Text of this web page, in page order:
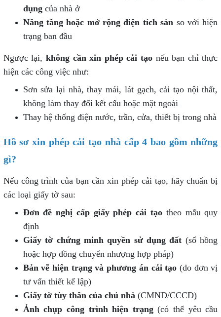
dụngcủa nhà ở
Nâng tầng hoặc mở rộng diện tích sàn so với hiện
trạng ban đầu
Ngược lại, không cần xin phép cải tạonếu bạn chỉ thực
hiện các công việc như:
Sơn sửa lại nhà, thay mái, lát gạch, cải tạo nội thất,
không làm thay đổi kết cấu hoặc mặt ngoài
Thay hệ thống điện nước, trần, cửa, thiết bị trong nhà
Hồ sơ xin phép cải tạo nhà cấp 4 bao gồm những
gì?
Nếu công trình của bạn cần xin phép cải tạo, hãy chuẩn bị
các loại giấy tờ sau:
Đơn đề nghị cấp giấy phép cải tạo theo mẫu quy
định
Giấy tờ chứng minh quyền sử dụng đất (sổ hồng
hoặc hợp đồng chuyển nhượng hợp pháp)
Bản vẽ hiện trạng và phương án cải tạo (do đơn vị
tư vấn thiết kế lập)
Giấy tờ tùy thân của chủ nhà (CMND/CCCD)
Ảnh chụp công trình hiện trạng(có thể yêu cầu